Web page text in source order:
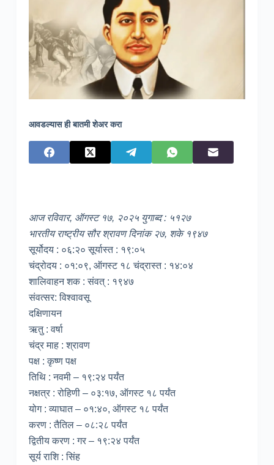
आवडल्यास ही बातमी शेअर करा
आज रविवार, ऑगस्ट १७, २०२५ युगाब्द : ५१२७
भारतीय राष्ट्रीय सौर श्रावण दिनांक २७, शके १९४७
सूर्योदय : ०६:२० सूर्यास्त : १९:०५
चंद्रोदय : ०१:०९, ऑगस्ट १८ चंद्रास्त : १४:०४
शालिवाहन शक : संवत् : १९४७
संवत्सर: विश्वावसू
दक्षिणायन
ऋतु : वर्षा
चंद्र माह : श्रावण
पक्ष : कृष्ण पक्ष
तिथि : नवमी – १९:२४ पर्यंत
नक्षत्र : रोहिणी – ०३:१७, ऑगस्ट १८ पर्यंत
योग : व्याघात – ०१:४०, ऑगस्ट १८ पर्यंत
करण : तैतिल – ०८:२८ पर्यंत
द्वितीय करण : गर – १९:२४ पर्यंत
सूर्य राशि : सिंह